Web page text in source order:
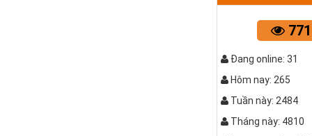
Đang online: 31
Hôm nay: 265
Tuần này: 2484
Tháng này: 4810